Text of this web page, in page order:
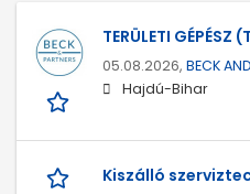
TERÜLETI GÉPÉSZ
05.08.2026, BECK
Hajdú-Bihar
Kiszálló